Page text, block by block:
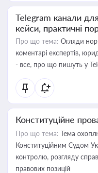
Telegram канали
кейси, практичні
Про що тема: Огляди
коментарі експертів,
- все, про що пишуть у
Конституційне
Про що тема: Тема
Конституційним Судом
контролю, розгляду
правових позицій